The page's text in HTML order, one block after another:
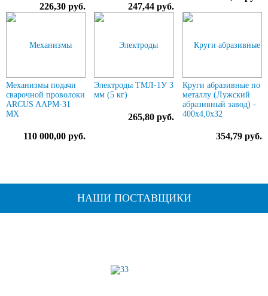
226,30 руб. 247,44 руб.
Механизмы подачи
сварочной проволоки
ARCUS AAPM-31
MX
110 000,00 руб.
Электроды ТМЛ-1У 3
мм (5 кг)
265,80 руб.
Круги абразивные по
металлу (Лужский
абразивный завод) -
400х4,0х32
354,79 руб.
НАШИ ПОСТАВЩИКИ